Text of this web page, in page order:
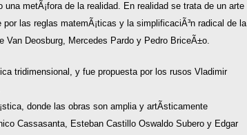
metÃ¡fora de la realidad. En realidad se trata de un arte
las reglas matemÃ¡ticas y la simplificaciÃ³n radical de la
Deosburg, Mercedes Pardo y Pedro BriceÃ±o.
tridimensional, y fue propuesta por los rusos Vladimir
donde las obras son amplia y artÃ­sticamente
Cassasanta, Esteban Castillo Oswaldo Subero y Edgar